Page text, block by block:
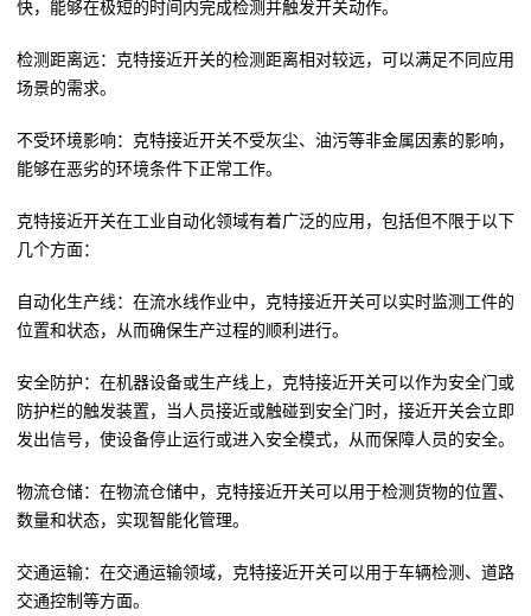
快，能够在极短的时间内完成检测并触发开关动作。
检测距离远：克特接近开关的检测距离相对较远，可以满足不同应用
场景的需求。
不受环境影响：克特接近开关不受灰尘、油污等非金属因素的影响，
能够在恶劣的环境条件下正常工作。
克特接近开关在工业自动化领域有着广泛的应用，包括但不限于以下
几个方面：
自动化生产线：在流水线作业中，克特接近开关可以实时监测工件的
位置和状态，从而确保生产过程的顺利进行。
安全防护：在机器设备或生产线上，克特接近开关可以作为安全门或
防护栏的触发装置，当人员接近或触碰到安全门时，接近开关会立即
发出信号，使设备停止运行或进入安全模式，从而保障人员的安全。
物流仓储：在物流仓储中，克特接近开关可以用于检测货物的位置、
数量和状态，实现智能化管理。
交通运输：在交通运输领域，克特接近开关可以用于车辆检测、道路
交通控制等方面。